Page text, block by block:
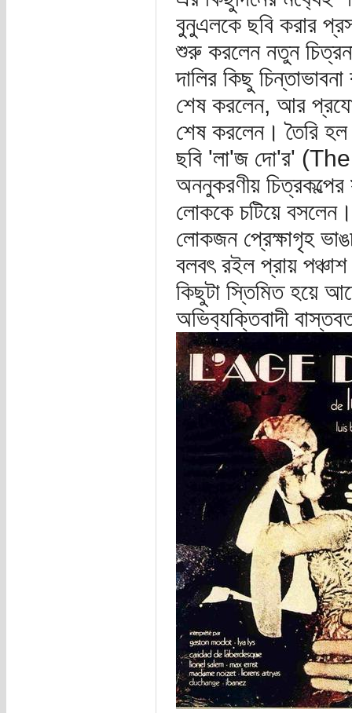
বুনুএলকে ছবি করার
শুরু করলেন নতুন
দালির কিছু
শেষ করলেন, আর
শেষ করলেন‌। তৈরি হল
ছবি 'লা'জ দো'র'
অননুকরণীয়
লোককে চটিয়ে
লোকজন প্রেক্ষাগৃহ
বলবৎ র‌ইল প্রায়
কিছুটা স্তিমিত হয়ে
অভিব‍্যক্তিবাদী